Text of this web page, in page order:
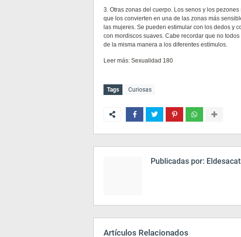
3. Otras zonas del cuerpo. Los senos y los
que los convierten en una de las zonas más
las mujeres. Se pueden estimular con los dedos y
con mordiscos suaves. Cabe recordar que no
de la misma manera a los diferentes estímulos.
Leer más: Sexualidad 180
Tags Curiosas
Publicadas por:
Artículos Relacionados